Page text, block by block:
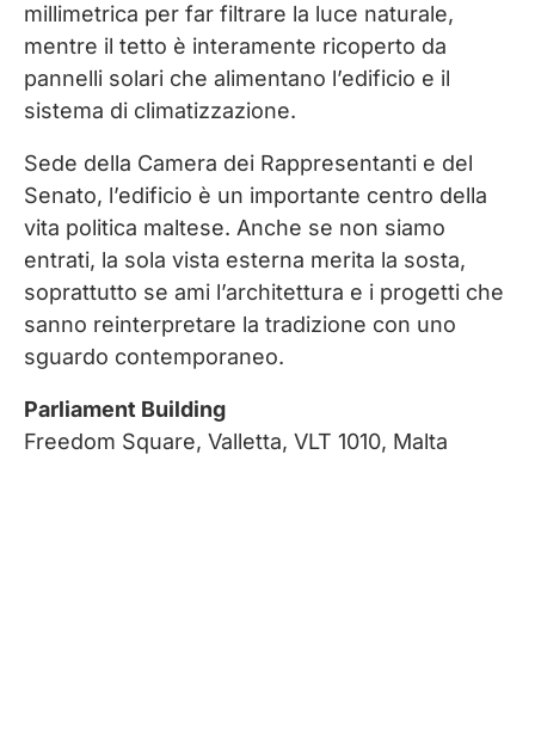
millimetrica per far filtrare la luce naturale,
mentre il tetto è interamente ricoperto da
pannelli solari che alimentano l’edificio e il
sistema di climatizzazione.
Sede della Camera dei Rappresentanti e del
Senato, l’edificio è un importante centro della
vita politica maltese. Anche se non siamo
entrati, la sola vista esterna merita la sosta,
soprattutto se ami l’architettura e i progetti che
sanno reinterpretare la tradizione con uno
sguardo contemporaneo.
Parliament Building
Freedom Square, Valletta, VLT 1010, Malta